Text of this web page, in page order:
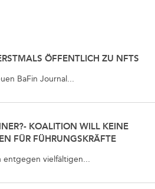
ÖFFENTLICH ZU NFTS
BaFin Journal...
KOALITION WILL KEINE
FÜR FÜHRUNGSKRÄFTE
entgegen vielfältigen...